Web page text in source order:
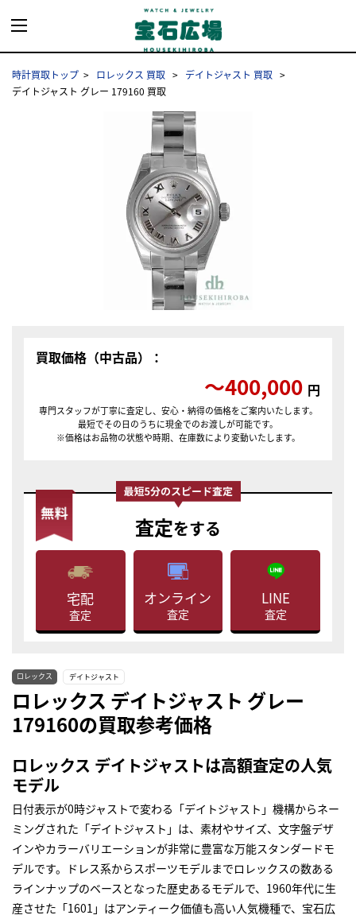
時計買取トップ ロレックス 買取
デイトジャスト 買取
デイトジャスト グレー 179160 買取
買取価格（中古品）：
〜400,000 円
専門スタッフが丁寧に査定し、安心・納得の価格をご案内いたします。
最短でその日のうちに現金でのお渡しが可能です。
※価格はお品物の状態や時期、在庫数により変動いたします。
査定をする
宅配
査定
オンライン
査定
LINE
査定
ロレックス デイトジャスト
ロレックス デイトジャスト グレー
179160の買取参考価格
ロレックス デイトジャストは高額査定の人気
モデル
日付表示が0時ジャストで変わる「デイトジャスト」機構からネー
ミングされた「デイトジャスト」は、素材やサイズ、文字盤デザ
インやカラーバリエーションが非常に豊富な万能スタンダードモ
デルです。ドレス系からスポーツモデルまでロレックスの数ある
ラインナップのベースとなった歴史あるモデルで、1960年代に生
産させた「1601」はアンティーク価値も高い人気機種で、宝石広